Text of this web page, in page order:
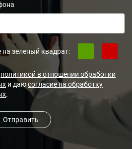
зеленый квадрат:
политикой в отношении обработки
и даюсогласие на обработку
.
Отправить